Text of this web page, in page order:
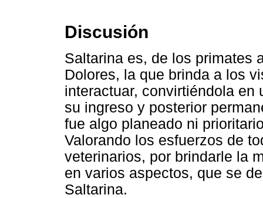
Discusión
Saltarina es, de los primates
Dolores, la que brinda a los
interactuar, convirtiéndola en
su ingreso y posterior
fue algo planeado ni
Valorando los esfuerzos de
veterinarios, por brindarle la
en varios aspectos, que se
Saltarina.